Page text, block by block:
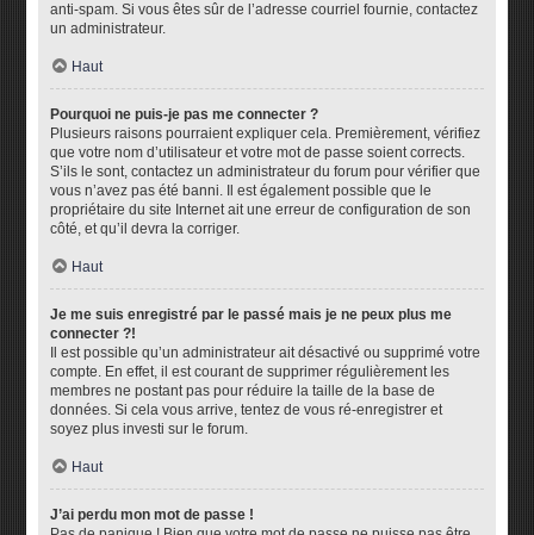
anti-spam. Si vous êtes sûr de l’adresse courriel fournie, contactez
un administrateur.
Haut
Pourquoi ne puis-je pas me connecter ?
Plusieurs raisons pourraient expliquer cela. Premièrement, vérifiez
que votre nom d’utilisateur et votre mot de passe soient corrects.
S’ils le sont, contactez un administrateur du forum pour vérifier que
vous n’avez pas été banni. Il est également possible que le
propriétaire du site Internet ait une erreur de configuration de son
côté, et qu’il devra la corriger.
Haut
Je me suis enregistré par le passé mais je ne peux plus me
connecter ?!
Il est possible qu’un administrateur ait désactivé ou supprimé votre
compte. En effet, il est courant de supprimer régulièrement les
membres ne postant pas pour réduire la taille de la base de
données. Si cela vous arrive, tentez de vous ré-enregistrer et
soyez plus investi sur le forum.
Haut
J’ai perdu mon mot de passe !